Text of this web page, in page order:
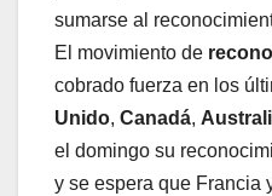
sumarse al
El movimiento de
cobrado fuerza en los
Unido, Canadá,
el domingo su
y se espera que Francia